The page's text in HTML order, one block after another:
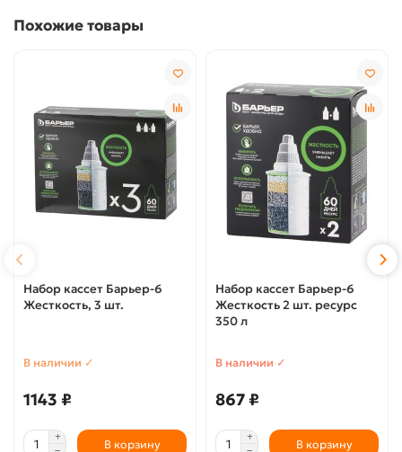
Похожие товары
Набор кассет Барьер-6
Жесткость, 3 шт.
В наличии ✓
1143 ₽
В корзину
Набор кассет Барьер-6
Жесткость 2 шт. ресурс
350 л
В наличии ✓
867 ₽
В корзину